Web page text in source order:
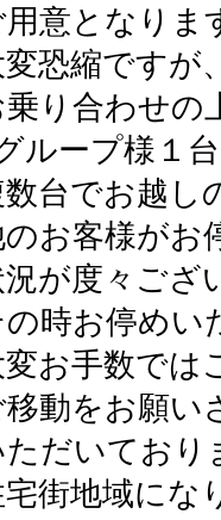
用意となりま
変恐縮ですが
乗り合わせの
ループ様１
台でお越し
のお客様がお
が度々ござ
の時お停めい
変お手数では
移動をお願い
ただいており
街地域にな